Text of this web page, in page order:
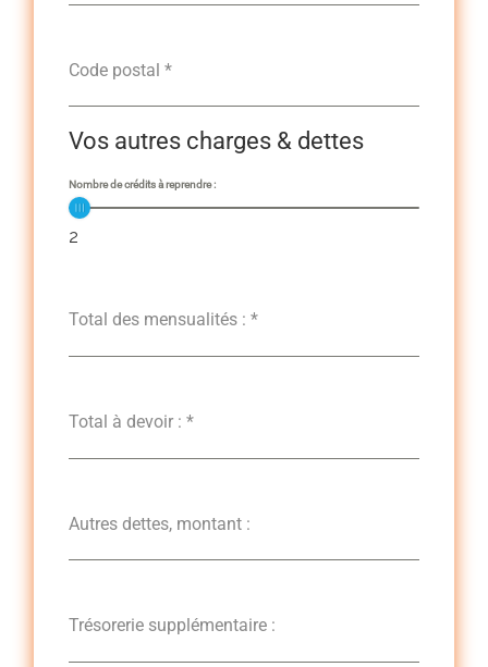
Code postal*
Vos autres charges & dettes
Nombre de crédits à reprendre :
2
Total des mensualités :*
Total à devoir :*
Autres dettes, montant :
Trésorerie supplémentaire :